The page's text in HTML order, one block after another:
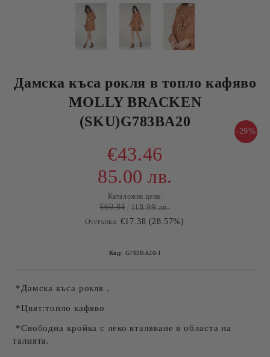
Дамска къса рокля в топло кафяво
MOLLY BRACKEN
(SKU)G783BA20
-29%
€43.46
85.00 лв.
Каталожна цена:
€60.84 118.99 лв.
Отстъпка: €17.38 (28.57%)
Код: G783BA20-1
*Дамска къса рокля .
*Цвят:топло кафяво
*Свободна кройка с леко вталяване в областа на
талията.